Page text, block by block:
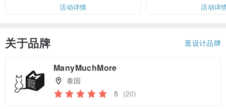
活动详情
活动详
关于品牌 逛设计品牌
ManyMuchMore
泰国
5 (20)